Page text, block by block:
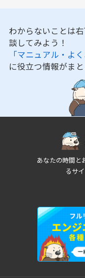
わからないことは
談してみよう！
「マニュアル・よ
に役立つ情報がまと
あなたの時間と
るサ